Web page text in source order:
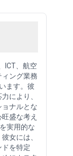
ICT、航空
ング業務
ます。彼
により、
ナルとな
盛な考え
実用的な
女には、
を特定